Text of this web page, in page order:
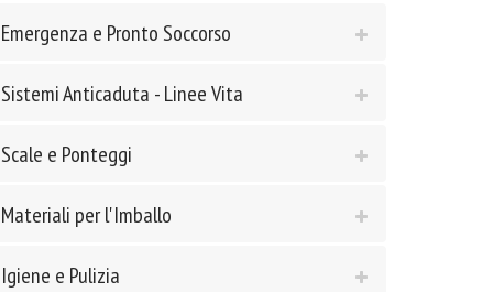
Emergenza e Pronto Soccorso
Sistemi Anticaduta - Linee Vita
Scale e Ponteggi
Materiali per l'Imballo
Igiene e Pulizia